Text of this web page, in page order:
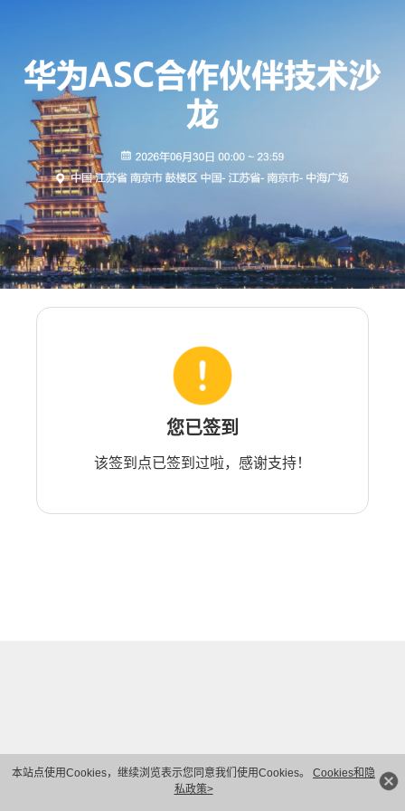
本站点使用Cookies，继续浏览表示您同意我们使用Cookies。 Cookies和隐
私政策>
您已签到
该签到点已签到过啦，感谢支持！